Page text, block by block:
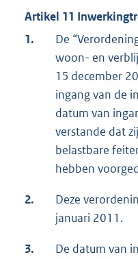
Artikel 11
1.
De
woon- en
15 december
ingang van de
datum van
verstande dat
belastbare
hebben
2.
Deze
januari 2011.
3.
De datum van